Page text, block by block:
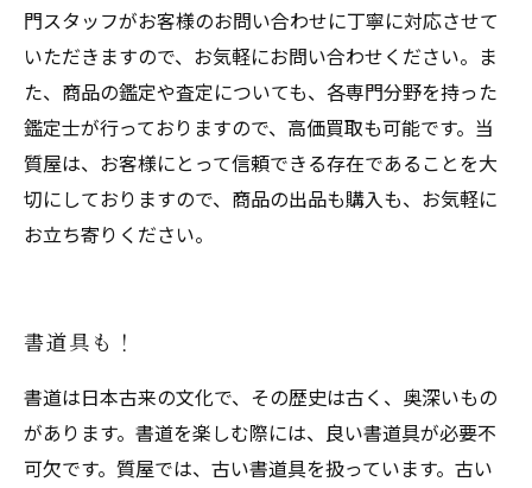
門スタッフがお客様のお問い合わせに丁寧に対応させて
いただきますので、お気軽にお問い合わせください。ま
た、商品の鑑定や査定についても、各専門分野を持った
鑑定士が行っておりますので、高価買取も可能です。当
質屋は、お客様にとって信頼できる存在であることを大
切にしておりますので、商品の出品も購入も、お気軽に
お立ち寄りください。
書道具も！
書道は日本古来の文化で、その歴史は古く、奥深いもの
があります。書道を楽しむ際には、良い書道具が必要不
可欠です。質屋では、古い書道具を扱っています。古い